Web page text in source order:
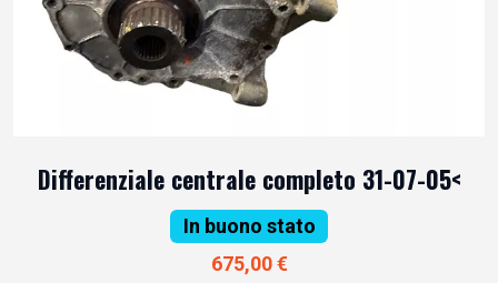
Differenziale centrale completo 31-07-05<
In buono stato
675,00 €